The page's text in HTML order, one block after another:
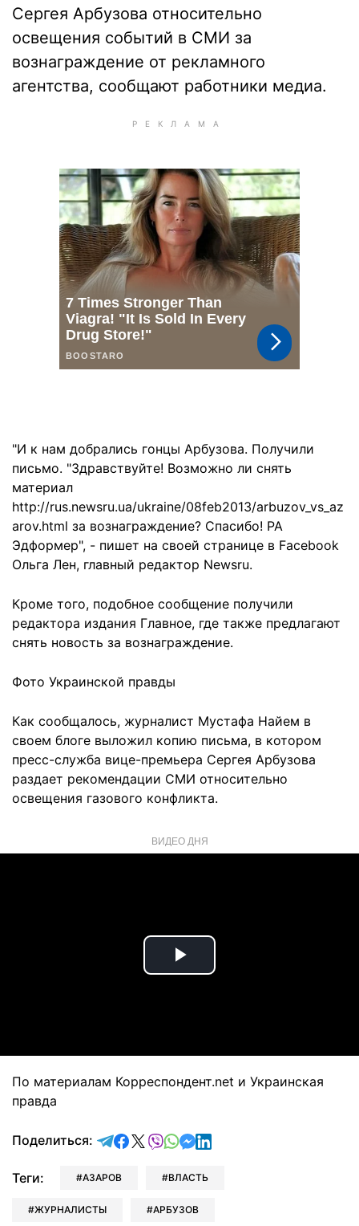
Сергея Арбузова относительно
освещения событий в СМИ за
вознаграждение от рекламного
агентства, сообщают работники медиа.
"И к нам добрались гонцы Арбузова. Получили
письмо. "Здравствуйте! Возможно ли снять
материал
http://rus.newsru.ua/ukraine/08feb2013/arbuzov_vs_az
arov.html за вознаграждение? Спасибо! РА
Эдформер", - пишет на своей странице в Facebook
Ольга Лен, главный редактор Newsru.
Кроме того, подобное сообщение получили
редактора издания Главное, где также предлагают
снять новость за вознаграждение.
Фото Украинской правды
Как сообщалось, журналист Мустафа Найем в
своем блоге выложил копию письма, в котором
пресс-служба вице-премьера Сергея Арбузова
раздает рекомендации СМИ относительно
освещения газового конфликта.
ВИДЕО ДНЯ
Play
По материалам Корреспондент.net и Украинская
правда
Поделиться: отправить в Telegram
поделиться в Facebook
поделиться в X
отправить в Viber
отправить в Whatsapp
отправить в Messenger
отправить в LinkedIn
Теги: АЗАРОВ ВЛАСТЬ
ЖУРНАЛИСТЫ АРБУЗОВ